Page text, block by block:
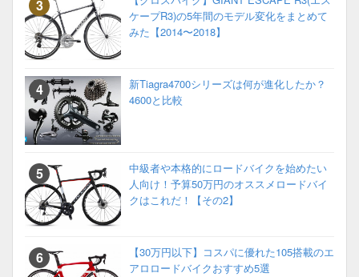
ケープR3)の5年間のモデル変化をまとめて
みた【2014〜2018】
新Tiagra4700シリーズは何が進化したか？
4600と比較
中級者や本格的にロードバイクを始めたい
人向け！予算50万円のオススメロードバイ
クはこれだ！【その2】
【30万円以下】コスパに優れた105搭載のエ
アロロードバイクおすすめ5選